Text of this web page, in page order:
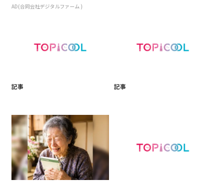
AD(合同会社デジタルファーム )
記事 記事